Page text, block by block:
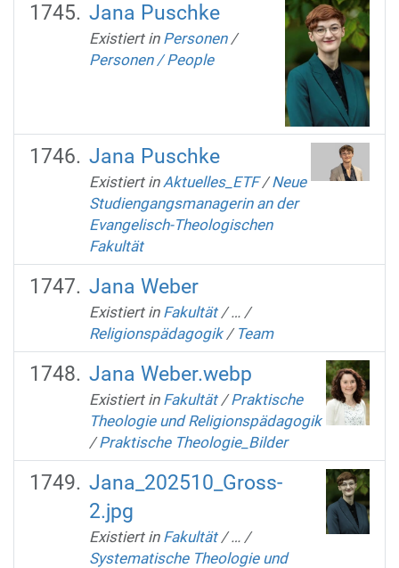
Jana Puschke
Existiert in Personen /
Personen / People
Jana Puschke
Existiert in Aktuelles_ETF /Neue
Studiengangsmanagerin an der
Evangelisch-Theologischen
Fakultät
Jana Weber
Existiert in Fakultät /… /
Religionspädagogik / Team
Jana Weber.webp
Existiert in Fakultät /Praktische
Theologie und Religionspädagogik
/Praktische Theologie_Bilder
Jana_202510_Gross-
2.jpg
Existiert in Fakultät /… /
Systematische Theologie und